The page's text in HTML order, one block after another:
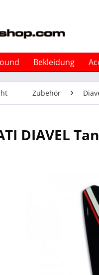
Bekleidung
Zubehör
DIAVEL